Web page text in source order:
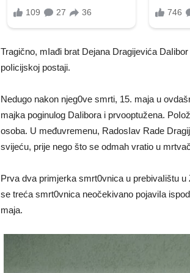
Tragično, mIađi brat Dejana Dragijevića
poIicijskoj postaji.
Nedugo nakon njeg0ve smrti, 15. maja u
majka poginulog DaIibora i prvooptužena.
osoba. U međuvremenu, RadosIav Rade
svijeću, prije nego što se odmah vratio u
Prva dva primjerka smrt0vnica u prebivaIištu
se treća smrt0vnica neočekivano pojaviIa
maja.